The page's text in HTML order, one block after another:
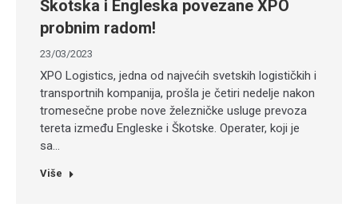
Škotska i Engleska povezane XPO
probnim radom!
23/03/2023
XPO Logistics, jedna od najvećih svetskih logističkih i
transportnih kompanija, prošla je četiri nedelje nakon
tromesečne probe nove železničke usluge prevoza
tereta između Engleske i Škotske. Operater, koji je
sa…
Više